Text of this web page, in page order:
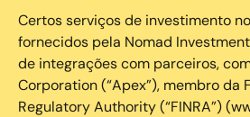
Certos serviços de investimento
fornecidos pela Nomad
de integrações com parceiros,
Corporation (“Apex”), membro da
Regulatory Authority (“FINRA”)